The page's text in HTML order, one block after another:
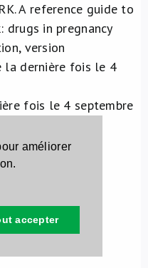
améliorer
accepter
A reference guide to
in pregnancy
version
la dernière fois le 4
fois le 4 septembre